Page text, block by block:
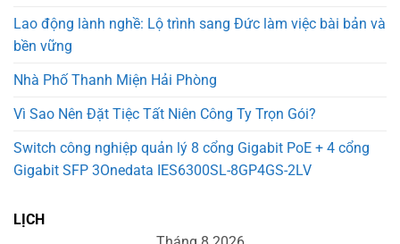
Lao động lành nghề: Lộ trình sang Đức làm việc bài bản và
bền vững
Nhà Phố Thanh Miện Hải Phòng
Vì Sao Nên Đặt Tiệc Tất Niên Công Ty Trọn Gói?
Switch công nghiệp quản lý 8 cổng Gigabit PoE + 4 cổng
Gigabit SFP 3Onedata IES6300SL-8GP4GS-2LV
LỊCH